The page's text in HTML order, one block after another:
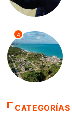
4
CATEGORÍAS